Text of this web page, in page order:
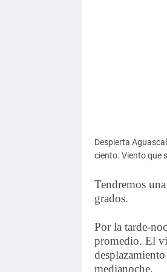
Despierta
ciento. Viento que
Tendremos
grados.
Por la tarde-
promedio. El
medianoche.